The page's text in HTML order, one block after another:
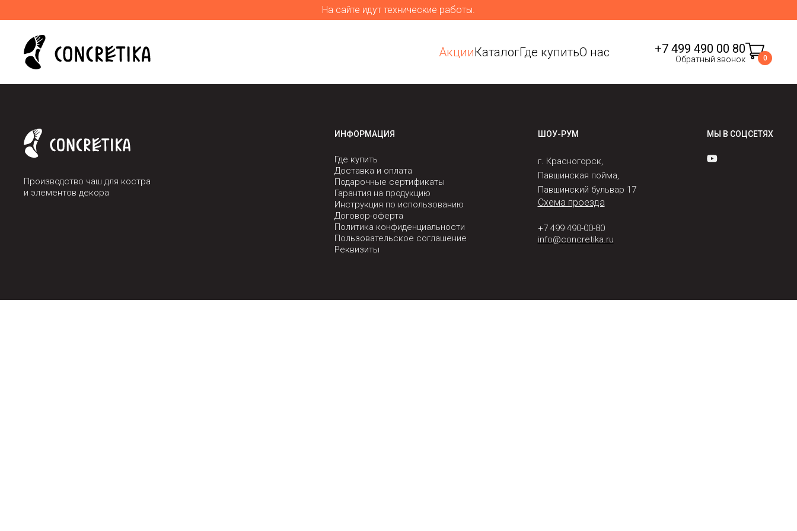
На сайте идут технические работы.
АкцииКаталогГде купитьО нас +7 499 490 00 80
Обратный звонок 0
Производство чаш для костра
и элементов декора
ИНФОРМАЦИЯ
Где купить
Доставка и оплата
Подарочные сертификаты
Гарантия на продукцию
Инструкция по использованию
Договор-оферта
Политика конфиденциальности
Пользовательское соглашение
Реквизиты
ШОУ-РУМ
г. Красногорск,
Павшинская пойма,
Павшинский бульвар 17
Схема проезда
+7 499 490-00-80
info@concretika.ru
МЫ В СОЦСЕТЯХ